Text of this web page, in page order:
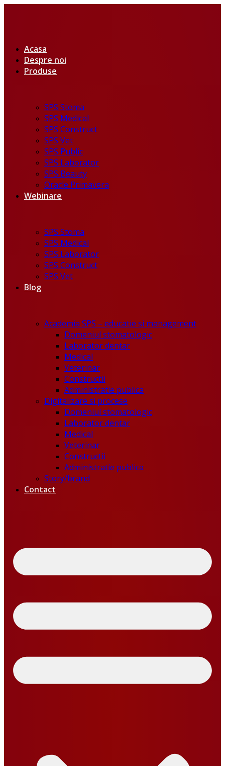
Acasa
Despre noi
Produse
SPS Stoma
SPS Medical
SPS Construct
SPS Vet
SPS Public
SPS Laborator
SPS Beauty
Oracle Primavera
Webinare
SPS Stoma
SPS Medical
SPS Laborator
SPS Construct
SPS Vet
Blog
Academia SPS – educatie si management
Domeniul stomatologic
Laborator dentar
Medical
Veterinar
Constructii
Administratie publica
Digitalizare si procese
Domeniul stomatologic
Laborator dentar
Medical
Veterinar
Constructii
Administratie publica
Story/brand
Contact